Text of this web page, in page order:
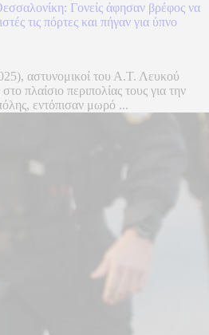
Γονείς άφησαν βρέφος να
τις πόρτες και πήγαν για ύπνο
αστυνομικοί του Α.Τ. Λευκού
πλαίσιο περιπολίας τους για την
εντόπισαν μωρό ...